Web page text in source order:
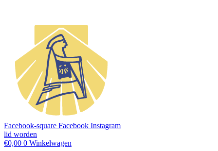
Facebook-square Facebook Instagram
lid worden
€0,00 0 Winkelwagen